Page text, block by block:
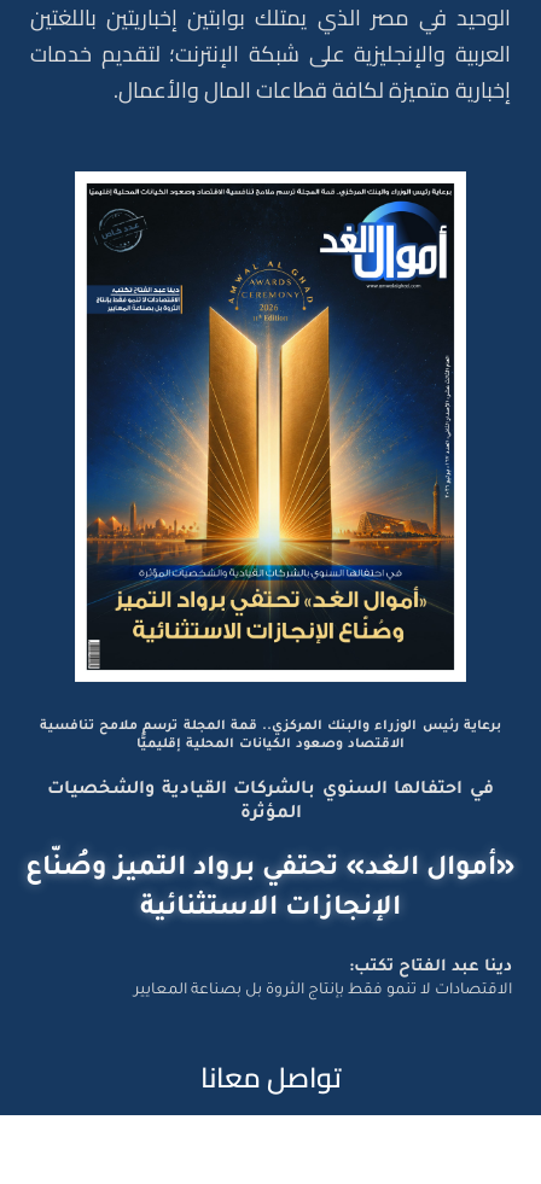
الوحيد في مصر الذي يمتلك بوابتين إخباريتين باللغتين
العربية والإنجليزية على شبكة الإنترنت؛ لتقديم خدمات
إخبارية متميزة لكافة قطاعات المال والأعمال.
برعاية رئيس الوزراء والبنك المركزي.. قمة المجلة ترسم ملامح تنافسية
الاقتصاد وصعود الكيانات المحلية إقليميًّا
في احتفالها السنوي بالشركات القيادية والشخصيات
المؤثرة
«أموال الغد» تحتفي برواد التميز وصُنّاع
الإنجازات الاستثنائية
دينا عبد الفتاح تكتب:
الاقتصادات لا تنمو فقط بإنتاج الثروة بل بصناعة المعايير
تواصل معانا